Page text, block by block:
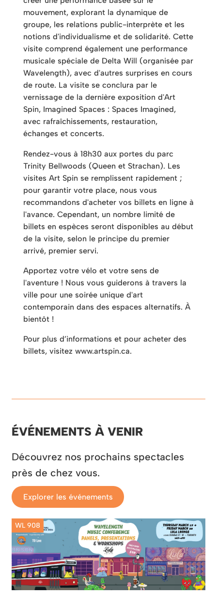
mouvement, explorant la dynamique de
groupe, les relations public-interprète et les
notions d'individualisme et de solidarité. Cette
visite comprend également une performance
musicale spéciale de Delta Will (organisée par
Wavelength), avec d'autres surprises en cours
de route. La visite se conclura par le
vernissage de la dernière exposition d'Art
Spin, Imagined Spaces : Spaces Imagined,
avec rafraîchissements, restauration,
échanges et concerts.
Rendez-vous à 18h30 aux portes du parc
Trinity Bellwoods (Queen et Strachan). Les
visites Art Spin se remplissent rapidement ;
pour garantir votre place, nous vous
recommandons d'acheter vos billets en ligne à
l'avance. Cependant, un nombre limité de
billets en espèces seront disponibles au début
de la visite, selon le principe du premier
arrivé, premier servi.
Apportez votre vélo et votre sens de
l'aventure ! Nous vous guiderons à travers la
ville pour une soirée unique d'art
contemporain dans des espaces alternatifs. À
bientôt !
Pour plus d’informations et pour acheter des
billets, visitez www.artspin.ca.
ÉVÉNEMENTS À VENIR
Découvrez nos prochains spectacles
près de chez vous.
Explorer les événements
WL 908